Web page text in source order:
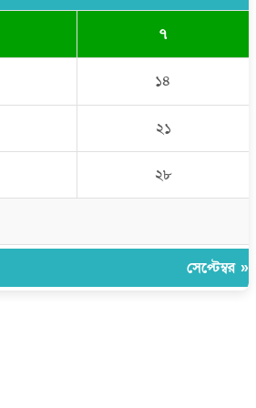
৭
১৪
২১
২৮
সেপ্টেম্বর »